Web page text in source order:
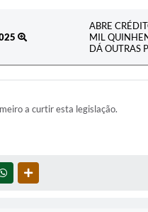
ABRE
MIL
DÁ OUTRAS
a curtir esta legislação.
WHATSAPP